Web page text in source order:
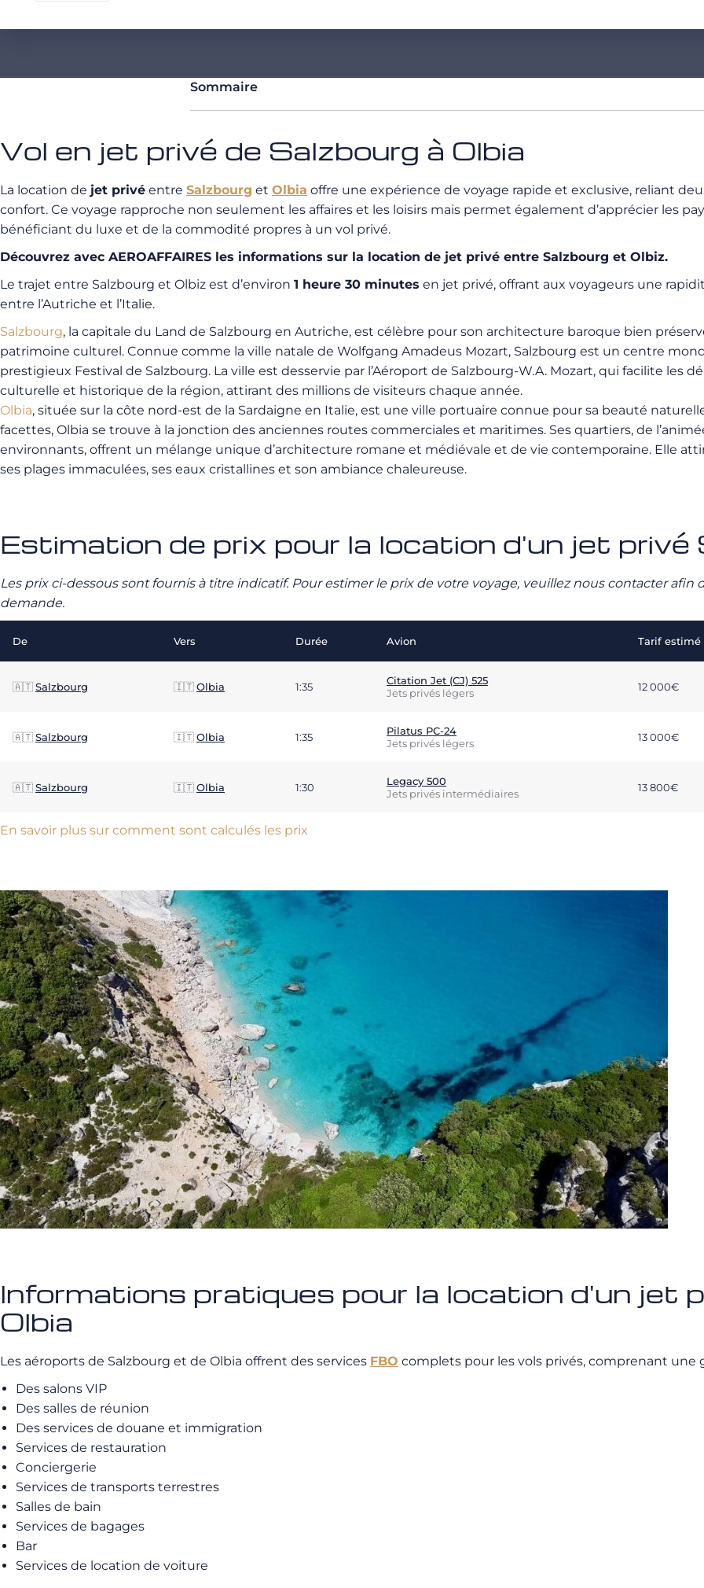
Sommaire
Vol en jet privé de Salzbourg à Olbia
La location de jet privé entre Salzbourg et Olbia offre une expérience de voyage rapide et exclusive, reliant
confort. Ce voyage rapproche non seulement les affaires et les loisirs mais permet également d’apprécier les
bénéficiant du luxe et de la commodité propres à un vol privé.
Découvrez avec AEROAFFAIRES les informations sur la location de jet privé entre Salzbourg et Olbiz.
Le trajet entre Salzbourg et Olbiz est d’environ 1 heure 30 minutes en jet privé, offrant aux voyageurs une
entre l’Autriche et l’Italie.
Salzbourg, la capitale du Land de Salzbourg en Autriche, est célèbre pour son architecture baroque bien
patrimoine culturel. Connue comme la ville natale de Wolfgang Amadeus Mozart, Salzbourg est un centre
prestigieux Festival de Salzbourg. La ville est desservie par l’Aéroport de Salzbourg-W.A. Mozart, qui facilite
culturelle et historique de la région, attirant des millions de visiteurs chaque année.
Olbia, située sur la côte nord-est de la Sardaigne en Italie, est une ville portuaire connue pour sa beauté
facettes, Olbia se trouve à la jonction des anciennes routes commerciales et maritimes. Ses quartiers, de
environnants, offrent un mélange unique d’architecture romane et médiévale et de vie contemporaine. Elle
ses plages immaculées, ses eaux cristallines et son ambiance chaleureuse.
Estimation de prix pour la location d'un jet privé
Les prix ci-dessous sont fournis à titre indicatif. Pour estimer le prix de votre voyage, veuillez nous contacter
demande.
De Vers Durée Avion Tarif estimé
🇦🇹Salzbourg 🇮🇹Olbia 1:35
Citation Jet (CJ) 525
Jets privés légers
12 000€
🇦🇹Salzbourg 🇮🇹Olbia 1:35
Pilatus PC-24
Jets privés légers
13 000€
🇦🇹Salzbourg 🇮🇹Olbia 1:30
Legacy 500
Jets privés intermédiaires
13 800€
En savoir plus sur comment sont calculés les prix
Informations pratiques pour la location d'un jet
Olbia
Les aéroports de Salzbourg et de Olbia offrent des services FBO complets pour les vols privés, comprenant
Des salons VIP
Des salles de réunion
Des services de douane et immigration
Services de restauration
Conciergerie
Services de transports terrestres
Salles de bain
Services de bagages
Bar
Services de location de voiture